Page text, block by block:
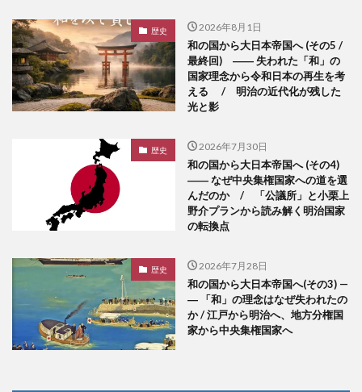
歴史 2026年8月1日
和の国から大日本帝国へ (その5 /
最終回) ―― 失われた「和」の
国家理念から令和日本の再生を考
える / 明治の近代化が残した
光と影
歴史 2026年7月30日
和の国から大日本帝国へ (その4)
―― なぜ中央集権国家への道を選
んだのか / 「公議所」と小栗上
野介プランから読み解く明治国家
の転換点
歴史 2026年7月28日
和の国から大日本帝国へ(その3) —
― 「和」の理念はなぜ失われたの
か / 江戸から明治へ、地方分権国
家から中央集権国家へ